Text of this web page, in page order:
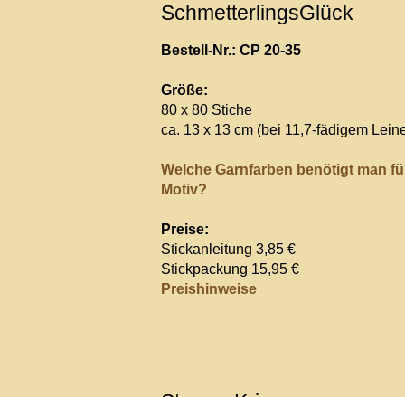
SchmetterlingsGlück
Bestell-Nr.: CP 20-35
Größe:
80 x 80 Stiche
ca. 13 x 13 cm (bei 11,7-fädigem
Welche Garnfarben benötigt man
Motiv?
Preise:
Stickanleitung 3,85 €
Stickpackung 15,95 €
Preishinweise